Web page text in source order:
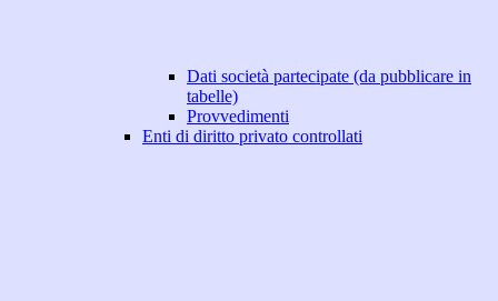
Dati società partecipate (da pubblicare in
tabelle)
Provvedimenti
Enti di diritto privato controllati